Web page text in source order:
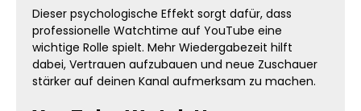
auf YouTube sichtbar wachsen möchte,
braucht Aufmerksamkeit und professionell
wirkende Inhalte. Genau dabei hilft starke
YouTube Watchtime. Hohe
Wiedergabezeiten sorgen dafür, dass deine
Videos erfolgreicher wirken und neue
Dieser psychologische Effekt sorgt dafür, dass
professionelle Watchtime auf YouTube eine
wichtige Rolle spielt. Mehr Wiedergabezeit hilft
dabei, Vertrauen aufzubauen und neue Zuschauer
stärker auf deinen Kanal aufmerksam zu machen.